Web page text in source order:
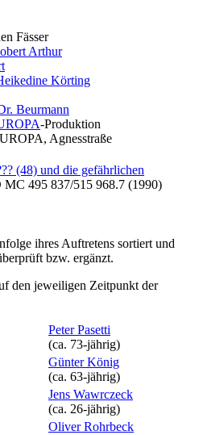
Fässer
Arthur
Körting
Beurmann
-Produktion
Agnesstraße
(48) und die gefährlichen
495 837/515 968.7 (1990)
ihres Auftretens sortiert und
bzw. ergänzt.
den jeweiligen Zeitpunkt der
Peter Pasetti
(ca. 73‑jährig)
Günter König
(ca. 63‑jährig)
Jens Wawrczeck
(ca. 26‑jährig)
Oliver Rohrbeck